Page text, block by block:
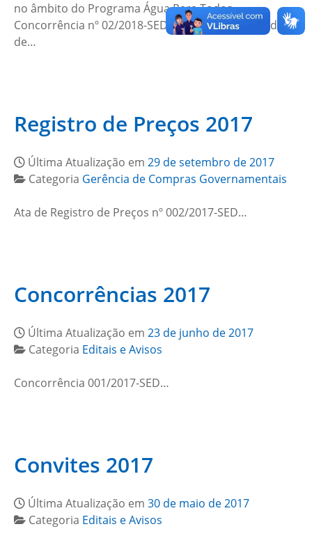
no âmbito do Programa Água Para Todos.
Concorrência nº 02/2018-SED – Execução de estudos
de…
Registro de Preços 2017
Última Atualização em 29 de setembro de 2017
Categoria Gerência de Compras Governamentais
Ata de Registro de Preços nº 002/2017-SED…
Concorrências 2017
Última Atualização em 23 de junho de 2017
Categoria Editais e Avisos
Concorrência 001/2017-SED…
Convites 2017
Última Atualização em 30 de maio de 2017
Categoria Editais e Avisos